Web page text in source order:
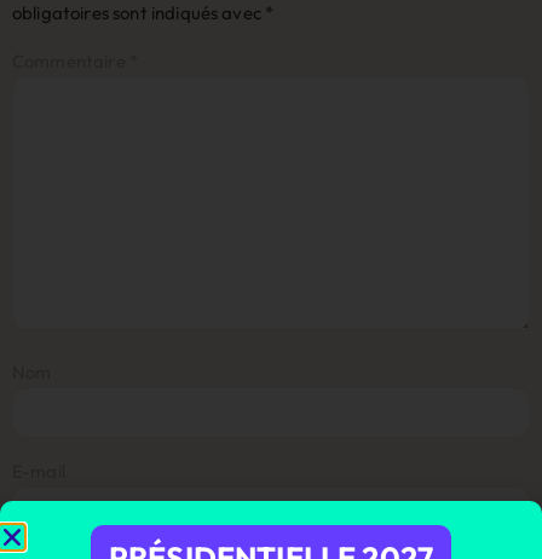
obligatoires sont indiqués avec *